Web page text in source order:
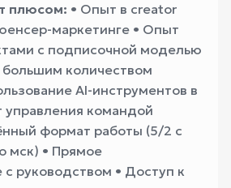
плюсом: • Опыт в creator
маркетинге • Опыт
с подписочной моделью
количеством
AI-инструментов в
управления командой
формат работы (5/2 с
мск) • Прямое
руководством • Доступ к